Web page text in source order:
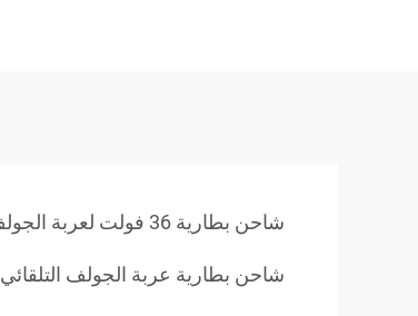
شاحن بطارية 36 فولت لعربة الجولف
شاحن بطارية عربة الجولف التلقائي